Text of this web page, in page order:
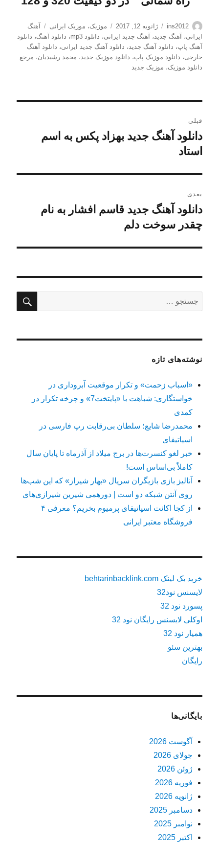
نویسنده
ins2012
ارسال
شده
در
ژانویه 12, 2017 دسته‌ها
موزیک، موزیک ایرانی برچسب‌ها
آهنگ
ایرانی، آهنگ جدید، آهنگ جدید ایرانی، دانلود mp3 ، دانلود آهنگ، دانلود
آهنگ پاپ، دانلود آهنگ جدید، دانلود آهنگ جدید ایرانی، دانلود آهنگ
خارجی، دانلود موزیک پاپ، دانلود موزیک جدید، محمد رشیدیان، مرجع
دانلود موزیک، موزیک جدید
نوشته
قبلی
نوشته
قبلی:
دانلود آهنگ جدید بهزاد پکس به اسم
استاد
بعدی
نوشته
بعدی:
دانلود آهنگ جدید قاسم افشار به نام
چقدر سوخت دلم
برای:
نوشته‌های تازه
«اسباب زحمت» و تکرار موقعیت آبروداری در
خواستگاری: شباهت با «پایتخت7» و چرخه تکرار در
کمدی
محمدرضا شایع؛ سلطان بی‌رقابت رپ فارسی در
اسپاتیفای
خبر لغو کنسرت‌ها در برج میلاد از آذرماه تا پایان سال
کاملاً بی‌اساس است!
آنالیز بازی بازیگران سریال «بهار شیراز» که این شب‌ها
روی آنتن شبکه دو است | دورهمی شیرین شیرازی‌های
از کجا اکانت اسپاتیفای پرمیوم بخریم؟ معرفی ۴
فروشگاه معتبر ایرانی
خرید بک لینک behtarinbacklink.com
لایسنس نود32
پسورد نود 32
اوکلی لایسنس رایگان نود 32
همیار نود 32
بهترین سئو
رایگان
بایگانی‌ها
آگوست 2026
جولای 2026
ژوئن 2026
فوریه 2026
ژانویه 2026
دسامبر 2025
نوامبر 2025
اکتبر 2025